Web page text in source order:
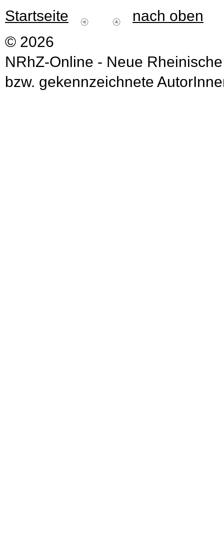
Startseite
nach oben
© 2026
NRhZ-Online - Neue
bzw. gekennzeichnete